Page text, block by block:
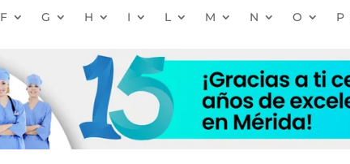
F G H I L M N O P